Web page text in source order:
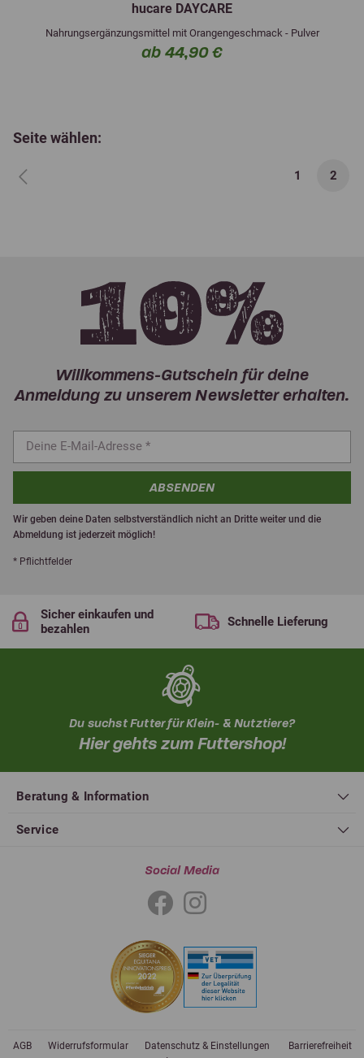
hucare DAYCARE
Nahrungsergänzungsmittel mit Orangengeschmack - Pulver
ab 44,90 €
Seite wählen:
1 2
Willkommens-Gutschein für deine
Anmeldung zu unserem Newsletter erhalten.
ABSENDEN
Wir geben deine Daten selbstverständlich nicht an Dritte weiter und die
Abmeldung ist jederzeit möglich!
* Pflichtfelder
Sicher einkaufen und
bezahlen
Schnelle Lieferung
Du suchst Futter für Klein- & Nutztiere?
Hier gehts zum Futtershop!
Beratung & Information
Service
Social Media
AGB Widerrufsformular Datenschutz & Einstellungen
Barrierefreiheit